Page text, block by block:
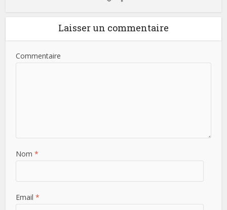
Laisser un commentaire
Commentaire
Nom *
Email *